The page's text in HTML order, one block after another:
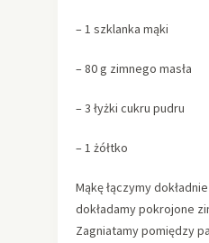
– 1 szklanka mąki
– 80 g zimnego masła
– 3 łyżki cukru pudru
– 1 żółtko
Mąkę łączymy
dokładamy pokrojone
Zagniatamy pomiędzy